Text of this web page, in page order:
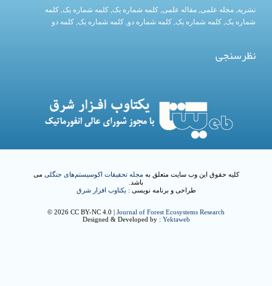
نشریه,مجله علمی,مقاله علمی,کلمه شماره یک, کلمه شماره یک,کلمه
شماره یک,کلمه شماره یک, کلمه شماره دو,کلمه شماره یک,کلمه دو
نظرسنجی
کلیه حقوق این وب سایت متعلق به مجله تحقیقات اکوسیستم‌های جنگلیمی
باشد.
طراحی و برنامه نویسی : یکتاوب افزار شرق
© 2026 CC BY-NC 4.0 |Journal of Forest Ecosystems Research
Designed & Developed by :Yektaweb